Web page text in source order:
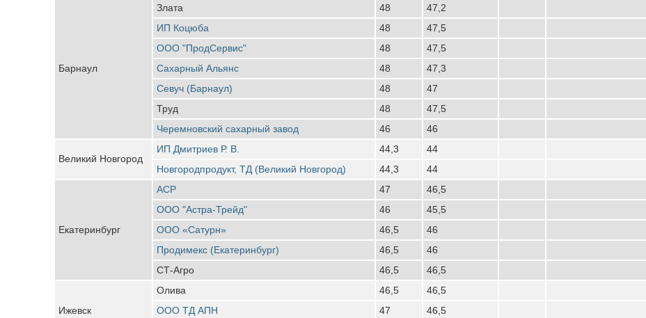
Барнаул
Злата 48
47,2
ИП Коцюба
48
47,5
ООО "ПродСервис"
48
47,5
Сахарный Альянс
48
47,3
Севуч (Барнаул)
48
47
Труд
48
47,5
Черемновский сахарный завод
46 46
Великий Новгород
ИП Дмитриев Р. В. 44,3
44
Новгородпродукт, ТД (Великий Новгород)
44,3 44
Екатеринбург
АСР 47
46,5
ООО "Астра-Трейд"
46
45,5
ООО «Сатурн»
46,5
46
Продимекс (Екатеринбург)
46,5
46
СТ-Агро
46,5 46,5
Ижевск
Олива 46,5
46,5
ООО ТД АПН
47
46,5